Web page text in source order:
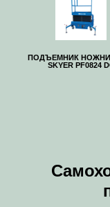
ПОДЪЕМНИК
SKYER PF0824